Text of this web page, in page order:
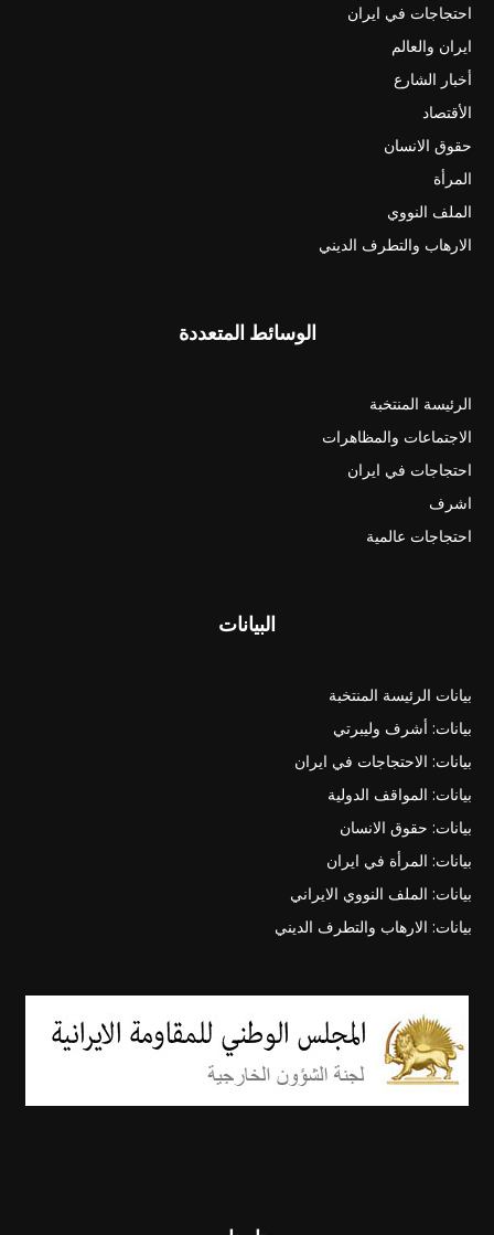
احتجاجات في ايران
ايران والعالم
أخبار الشارع
الأقتصاد
حقوق الانسان
المرأة
الملف النووي
الارهاب والتطرف الديني
الوسائط المتعددة
الرئيسة المنتخبة
الاجتماعات والمظاهرات
احتجاجات في ايران
اشرف
احتجاجات عالمية
البيانات
بيانات الرئيسة المنتخبة
بيانات: أشرف وليبرتي
بيانات: الاحتجاجات في ايران
بيانات: المواقف الدولية
بيانات: حقوق الانسان
بيانات: المرأة في ايران
بيانات: الملف النووي الايراني
بيانات: الارهاب والتطرف الديني